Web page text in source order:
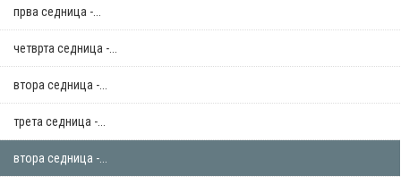
прва седница -...
четврта седница -...
втора седница -...
трета седница -...
втора седница -...